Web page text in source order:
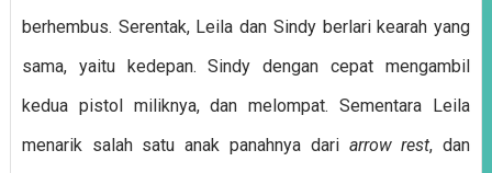
berhembus. Serentak, Leila dan Sindy berlari kearah yang
sama, yaitu kedepan. Sindy dengan cepat mengambil
kedua pistol miliknya, dan melompat. Sementara Leila
menarik salah satu anak panahnya dari arrow rest, dan